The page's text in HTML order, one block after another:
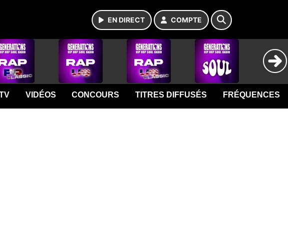
EN DIRECT COMPTE
VIDÉOS CONCOURS TITRES DIFFUSÉS FRÉQUENCES